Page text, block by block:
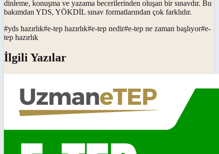
dinleme, konuşma ve yazama becerilerinden oluşan bir sınavdır. Bu
bakımdan YDS, YÖKDİL sınav formatlarından çok farklıdır.
#yds hazırlık#e-tep hazırlık#e-tep nedir#e-tep ne zaman başlıyor#e-
tep hazırlık
İlgili Yazılar